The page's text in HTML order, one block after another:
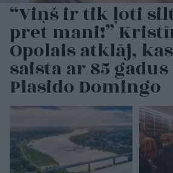
“Viņš ir tik ļoti
pret mani!”
Opolais atklāj,
saista ar 85
Plasido Domingo